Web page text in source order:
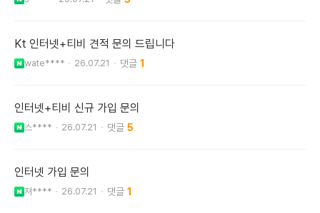
Kt 인터넷+티비 견적 문의 드립니다
wate**** 26.07.21 1
인터넷+티비 신규 가입 문의
스**** 26.07.21 5
인터넷 가입 문의
져**** 26.07.21 1